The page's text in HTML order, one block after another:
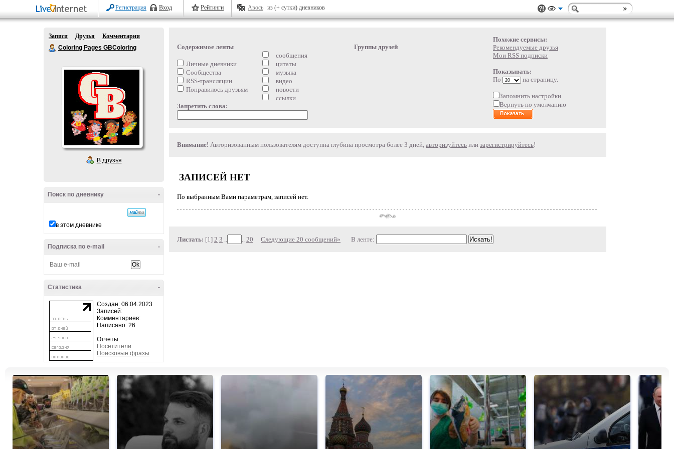
Регистрация Вход Рейтинги Авось из (+ сутки) дневников
Записи Друзья
Комментарии
Coloring Pages GBColoring
В друзья
-
Поиск по дневнику
в этом дневнике
-
Подписка по e-mail
-
Статистика
Создан: 06.04.2023
Записей:
Комментариев:
Написано: 26
Отчеты:
Посетители
Поисковые фразы
Похожие сервисы:
Рекомендуемые друзья
Мои RSS подписки
Показывать:
По
на страницу.
Запомнить настройки
Вернуть по умолчанию
Содержимое ленты
Личные дневники
Сообщества
RSS-трансляции
Понравилось друзьям
сообщения
цитаты
музыка
видео
новости
ссылки
Группы друзей
Запретить слова:
Внимание! Авторизованным пользователям доступна глубина просмотра более 3 дней, авторизуйтесь или зарегистрируйтесь!
ЗАПИСЕЙ НЕТ
По выбранным Вами параметрам, записей нет.
Листать: [1] 2 3 .. .. 20 Следующие 20 сообщений» В ленте: